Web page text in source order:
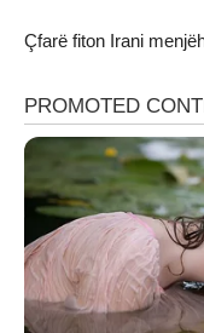
Çfarë fiton Irani